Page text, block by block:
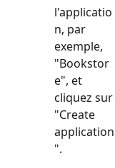
l'applicatio
n, par
exemple,
"Bookstor
e", et
cliquez sur
"Create
application
".